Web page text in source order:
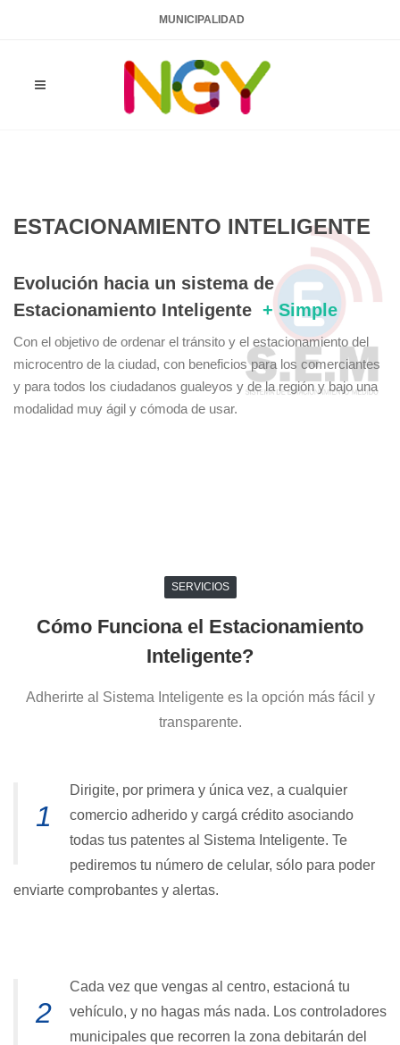
MUNICIPALIDAD
ESTACIONAMIENTO INTELIGENTE
Evolución hacia un sistema de
Estacionamiento Inteligente + Simple
Con el objetivo de ordenar el tránsito y el estacionamiento del
microcentro de la ciudad, con beneficios para los comerciantes
y para todos los ciudadanos gualeyos y de la región y bajo una
modalidad muy ágil y cómoda de usar.
SERVICIOS
Cómo Funciona el Estacionamiento
Inteligente?
Adherirte al Sistema Inteligente es la opción más fácil y
transparente.
1
Dirigite, por primera y única vez, a cualquier
comercio adherido y cargá crédito asociando
todas tus patentes al Sistema Inteligente. Te
pediremos tu número de celular, sólo para poder
enviarte comprobantes y alertas.
2
Cada vez que vengas al centro, estacioná tu
vehículo, y no hagas más nada. Los controladores
municipales que recorren la zona debitarán del